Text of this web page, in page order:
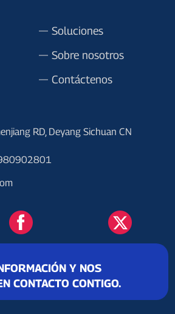
Soluciones
Sobre nosotros
Contáctenos
RD, Deyang Sichuan CN
Y NOS
CONTACTO CONTIGO.